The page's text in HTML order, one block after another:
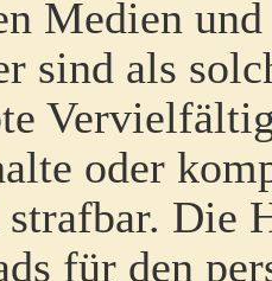
Medien
sind als
oder
strafbar. Die
für den